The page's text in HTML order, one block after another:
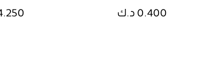
0.400 د.ك 4.250